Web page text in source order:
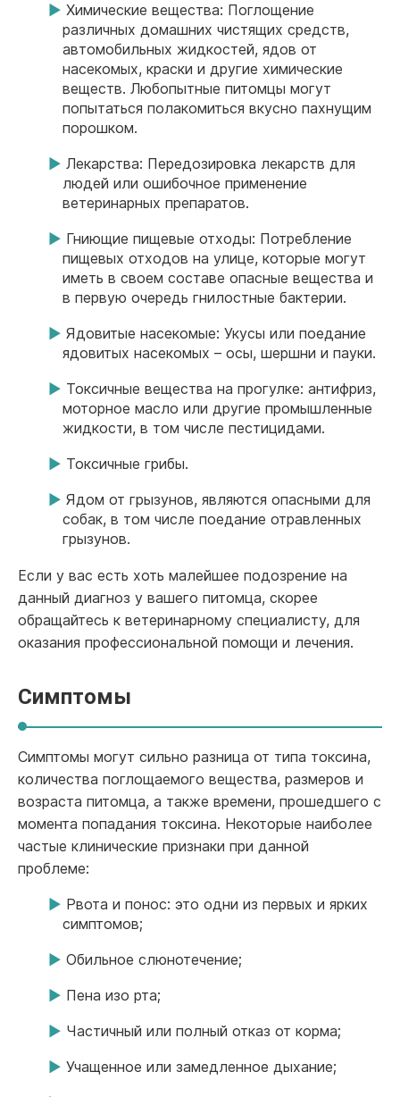
Химические вещества: Поглощение
различных домашних чистящих средств,
автомобильных жидкостей, ядов от
насекомых, краски и другие химические
веществ. Любопытные питомцы могут
попытаться полакомиться вкусно пахнущим
порошком.
Лекарства: Передозировка лекарств для
людей или ошибочное применение
ветеринарных препаратов.
Гниющие пищевые отходы: Потребление
пищевых отходов на улице, которые могут
иметь в своем составе опасные вещества и
в первую очередь гнилостные бактерии.
Ядовитые насекомые: Укусы или поедание
ядовитых насекомых – осы, шершни и пауки.
Токсичные вещества на прогулке: антифриз,
моторное масло или другие промышленные
жидкости, в том числе пестицидами.
Токсичные грибы.
Ядом от грызунов, являются опасными для
собак, в том числе поедание отравленных
грызунов.
Если у вас есть хоть малейшее подозрение на
данный диагноз у вашего питомца, скорее
обращайтесь к ветеринарному специалисту, для
оказания профессиональной помощи и лечения.
Симптомы
Симптомы могут сильно разница от типа токсина,
количества поглощаемого вещества, размеров и
возраста питомца, а также времени, прошедшего с
момента попадания токсина. Некоторые наиболее
частые клинические признаки при данной
проблеме:
Рвота и понос: это одни из первых и ярких
симптомов;
Обильное слюнотечение;
Пена изо рта;
Частичный или полный отказ от корма;
Учащенное или замедленное дыхание;